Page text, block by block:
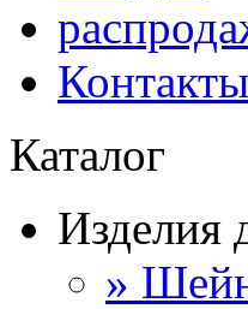
Контакты
Каталог
Изделия
»